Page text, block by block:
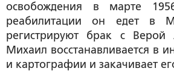
освобождения в марте
реабилитации он едет в
регистрируют брак с Верой
Михаил восстанавливается в
и картографии и закачивает